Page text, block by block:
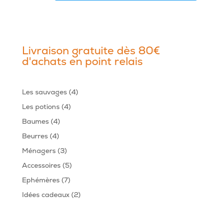
Livraison gratuite dès 80€
d'achats en point relais
Les sauvages 44
Les potions 44
Baumes 44
produits
Beurres 44
produits
Ménagers 33
produits
Accessoires 55
produits
Ephémères 77
produits
Idées cadeaux 22